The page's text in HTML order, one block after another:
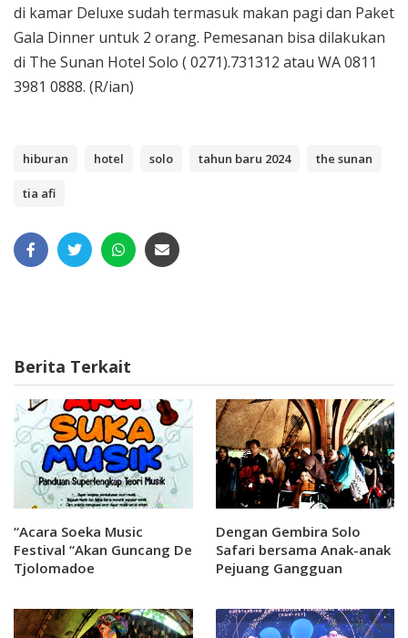
di kamar Deluxe sudah termasuk makan pagi dan Paket
Gala Dinner untuk 2 orang. Pemesanan bisa dilakukan
di The Sunan Hotel Solo ( 0271).731312 atau WA 0811
3981 0888. (R/ian)
hiburan hotel solo tahun baru 2024 the sunan
tia afi
Berita Terkait
“Acara Soeka Music
Festival “Akan Guncang De
Tjolomadoe
Dengan Gembira Solo
Safari bersama Anak-anak
Pejuang Gangguan